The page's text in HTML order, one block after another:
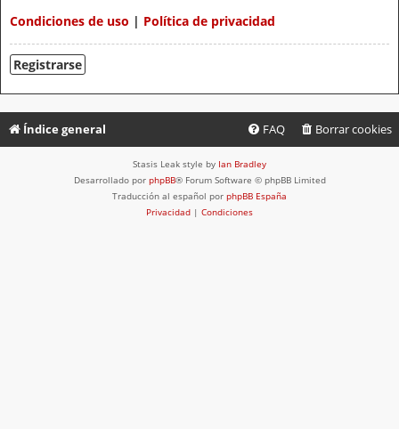
Condiciones de uso | Política de privacidad
Registrarse
Índice general Borrar cookies
FAQ
Stasis Leak style by Ian Bradley
Desarrollado por phpBB® Forum Software © phpBB Limited
Traducción al español por phpBB España
Privacidad | Condiciones